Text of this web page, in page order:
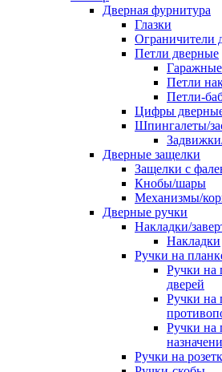
Дверная фурнитура
Глазки
Ограничители
Петли дверные
Петли
Петли-
Цифры
Шпингалеты/
Дверные защелки
Защелки с
Кнобы/шары
Механизмы/
Дверные ручки
Накладки/
Накладки
Ручки на
Ручки на
дверей
Ручки на
Ручки на
Ручки на